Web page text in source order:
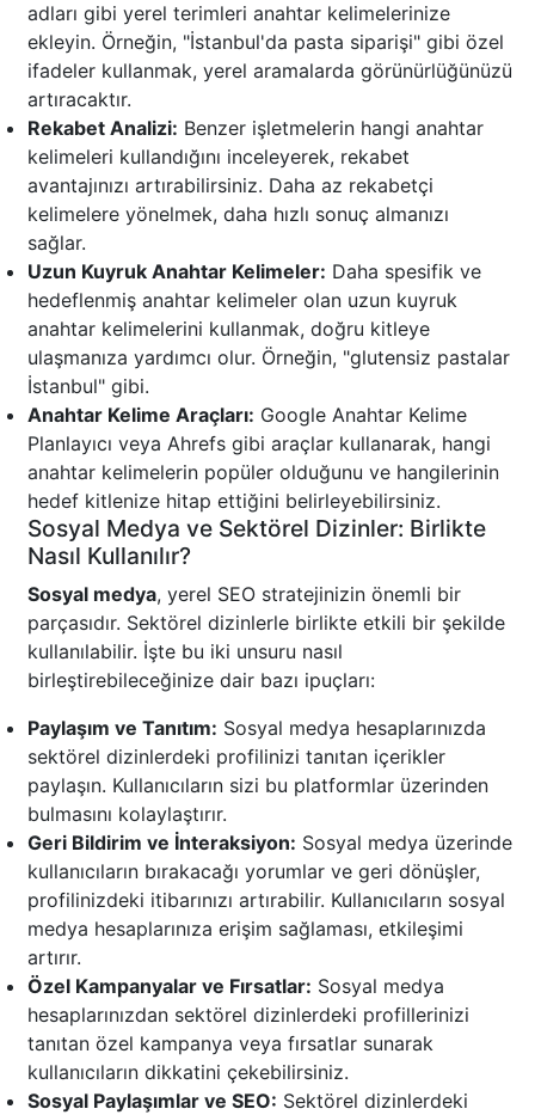
adları gibi yerel terimleri anahtar kelimelerinize
ekleyin. Örneğin, "İstanbul'da pasta siparişi" gibi özel
ifadeler kullanmak, yerel aramalarda görünürlüğünüzü
artıracaktır.
Rekabet Analizi: Benzer işletmelerin hangi anahtar
kelimeleri kullandığını inceleyerek, rekabet
avantajınızı artırabilirsiniz. Daha az rekabetçi
kelimelere yönelmek, daha hızlı sonuç almanızı
sağlar.
Uzun Kuyruk Anahtar Kelimeler: Daha spesifik ve
hedeflenmiş anahtar kelimeler olan uzun kuyruk
anahtar kelimelerini kullanmak, doğru kitleye
ulaşmanıza yardımcı olur. Örneğin, "glutensiz pastalar
İstanbul" gibi.
Anahtar Kelime Araçları: Google Anahtar Kelime
Planlayıcı veya Ahrefs gibi araçlar kullanarak, hangi
anahtar kelimelerin popüler olduğunu ve hangilerinin
hedef kitlenize hitap ettiğini belirleyebilirsiniz.
Sosyal Medya ve Sektörel Dizinler: Birlikte
Nasıl Kullanılır?
Sosyal medya, yerel SEO stratejinizin önemli bir
parçasıdır. Sektörel dizinlerle birlikte etkili bir şekilde
kullanılabilir. İşte bu iki unsuru nasıl
birleştirebileceğinize dair bazı ipuçları:
Paylaşım ve Tanıtım: Sosyal medya hesaplarınızda
sektörel dizinlerdeki profilinizi tanıtan içerikler
paylaşın. Kullanıcıların sizi bu platformlar üzerinden
bulmasını kolaylaştırır.
Geri Bildirim ve İnteraksiyon: Sosyal medya üzerinde
kullanıcıların bırakacağı yorumlar ve geri dönüşler,
profilinizdeki itibarınızı artırabilir. Kullanıcıların sosyal
medya hesaplarınıza erişim sağlaması, etkileşimi
artırır.
Özel Kampanyalar ve Fırsatlar: Sosyal medya
hesaplarınızdan sektörel dizinlerdeki profillerinizi
tanıtan özel kampanya veya fırsatlar sunarak
kullanıcıların dikkatini çekebilirsiniz.
Sosyal Paylaşımlar ve SEO: Sektörel dizinlerdeki